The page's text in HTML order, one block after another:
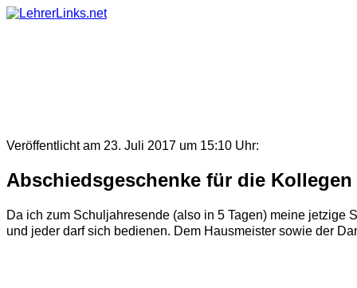
Skip
Veröffentlicht am 23. Juli 2017 um 15:10 Uhr:
Abschiedsgeschenke für die Kollegen
Da ich zum Schuljahresende (also in 5 Tagen) meine
und jeder darf sich bedienen. Dem Hausmeister sowie der